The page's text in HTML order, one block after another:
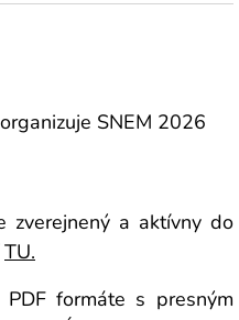
SNEM 2026
zverejnený a aktívny do
TU.
formáte s presným